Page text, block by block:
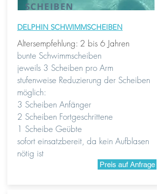
SCHEIBEN
DELPHIN SCHWIMMSCHEIBEN
Altersempfehlung: 2 bis 6 Jahren
bunte Schwimmscheiben
jeweils 3 Scheiben pro Arm
stufenweise Reduzierung der Scheiben
möglich:
3 Scheiben Anfänger
2 Scheiben Fortgeschrittene
1 Scheibe Geübte
sofort einsatzbereit, da kein Aufblasen
nötig ist
Preis auf Anfrage